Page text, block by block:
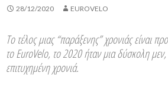
28/12/2020 EUROVELO
Το τέλος μιας “παράξενης” χρονιάς είναι
το EuroVelo, το 2020 ήταν μια δύσκολη
επιτυχημένη χρονιά.